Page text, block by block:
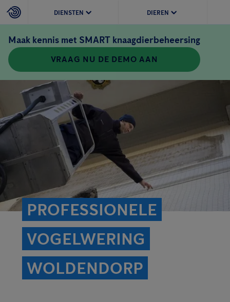
DIENSTEN DIEREN
Maak kennis met SMART knaagdierbeheersing
VRAAG NU DE DEMO AAN
PROFESSIONELE
VOGELWERING
WOLDENDORP